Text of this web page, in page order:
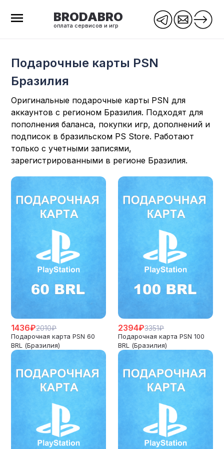
BRODABRO
оплата сервисов и игр
Подарочные карты PSN
Бразилия
Оригинальные подарочные карты PSN для
аккаунтов с регионом Бразилия. Подходят для
пополнения баланса, покупки игр, дополнений и
подписок в бразильском PS Store. Работают
только с учетными записями,
зарегистрированными в регионе Бразилия.
1436₽2010₽
Подарочная карта PSN 60
BRL (Бразилия)
2394₽3351₽
Подарочная карта PSN 100
BRL (Бразилия)